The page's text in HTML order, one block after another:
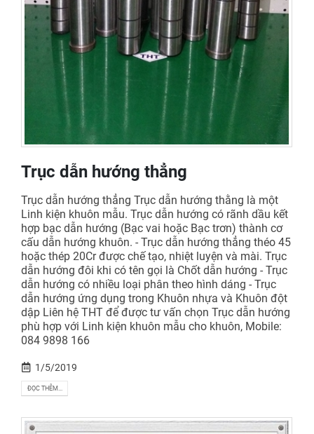
Trục dẫn hướng thẳng
Trục dẫn hướng thẳng Trục dẫn hướng thằng là một
Linh kiện khuôn mẫu. Trục dẫn hướng có rãnh dầu kết
hợp bạc dẫn hướng (Bạc vai hoặc Bạc trơn) thành cơ
cấu dẫn hướng khuôn. - Trục dẫn hướng thẳng théo 45
hoặc thép 20Cr được chế tạo, nhiệt luyện và mài. Trục
dẫn hướng đôi khi có tên gọi là Chốt dẫn hướng - Trục
dẫn hướng có nhiều loại phân theo hình dáng - Trục
dẫn hướng ứng dụng trong Khuôn nhựa và Khuôn đột
dập Liên hệ THT để được tư vấn chọn Trục dẫn hướng
phù hợp với Linh kiện khuôn mẫu cho khuôn, Mobile:
084 9898 166
1/5/2019
ĐỌC THÊM...